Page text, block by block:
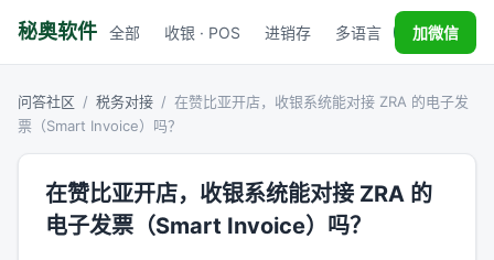
秘奥软件 全部 收银 · POS 进销存 多语言 税务对接
加微信
问答社区 / 税务对接 / 在赞比亚开店，收银系统能对接 ZRA 的电子发
票（Smart Invoice）吗？
在赞比亚开店，收银系统能对接 ZRA 的
电子发票（Smart Invoice）吗？